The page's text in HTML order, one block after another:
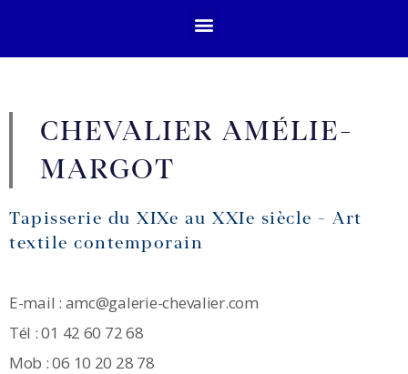
CHEVALIER AMÉLIE-
MARGOT
Tapisserie du XIXe au XXIe siècle - Art
textile contemporain
E-mail : amc@galerie-chevalier.com
Tél : 01 42 60 72 68
Mob : 06 10 20 28 78